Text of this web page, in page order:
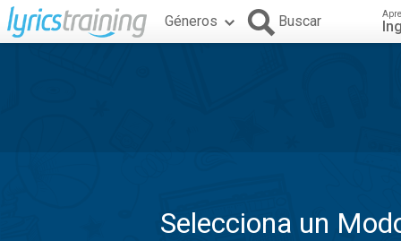
Géneros Buscar
Selecciona un